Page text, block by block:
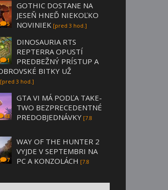
5
GOTHIC DOSTANE NA
JESEŇ HNEĎ NIEKOĽKO
NOVINIEK [pred 3 hod.]
1
DINOSAURIA RTS
REPTERRA OPUSTÍ
PREDBEŽNÝ PRÍSTUP A
BITKY UŽ
[pred 3 hod.]
48
GTA VI MÁ PODĽA TAKE-
TWO BEZPRECEDENTNÉ
PREDOBJEDNÁVKY [7.8
7
WAY OF THE HUNTER 2
VYJDE V SEPTEMBRI NA
PC A KONZOLÁCH [7.8